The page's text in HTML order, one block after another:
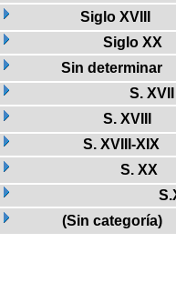
Siglo XVIII
Siglo XX
Sin determinar
S. XVII
S. XVIII
S. XVIII-XIX
S. XX
(Sin categoría)